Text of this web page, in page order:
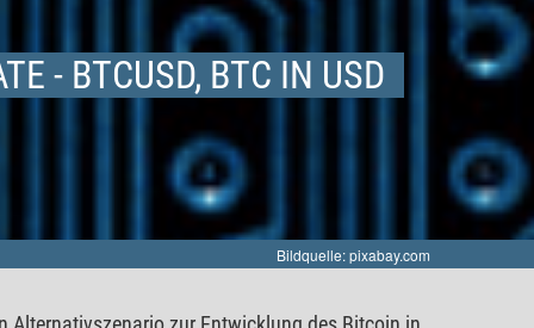
- BTCUSD, BTC IN USD
Bildquelle: pixabay.com